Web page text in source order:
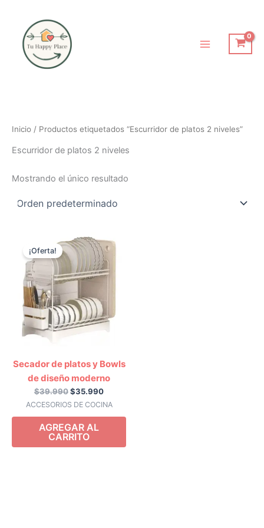
contenido
Inicio / Productos etiquetados “Escurridor de platos 2 niveles”
Escurridor de platos 2 niveles
Mostrando el único resultado
¡Oferta!
ACCESORIOS DE COCINA
Secador de platos y Bowls
de diseño moderno
$39.990
El
precio
original
era:
$39.990.
$35.990
precio
actual
es:
$35.990.
AGREGAR AL
CARRITO